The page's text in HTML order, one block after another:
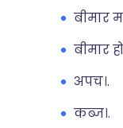
बीमार
बीमार
अपच।.
कब्ज।.